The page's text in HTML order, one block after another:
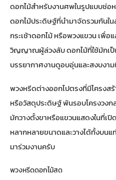
ดอกไม้สำหรับงานศพในรูปแบบช่
ดอกไม้ประดิษฐ์ที่นำมาจัดรวมกันใ
กระเช้าดอกไม้ หรือพวงแขวน เพื่อ
วิญญาณผู้ล่วงลับ ดอกไม้ที่ใช้มักเ
บรรยากาศงานดูอบอุ่นและสงบงา
พวงหรีดต่างออกไปตรงที่มีโครงสร้
หรือวัสดุประดิษฐ์ พันรอบโครงวง
มักวางตั้งขาหรือแขวนแสดงในที่เ
หลากหลายขนาดและวางได้ทั้งบน
มาร่วมงานครับ
พวงหรีดดอกไม้สด